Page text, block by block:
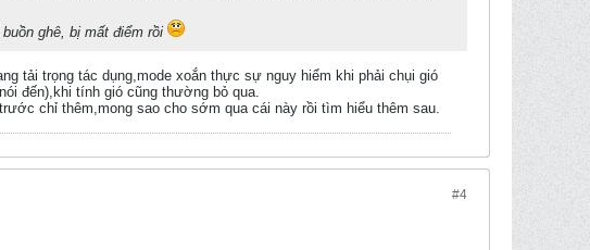
ghê, bị mất điểm rồi
tải trọng tác dụng,mode xoắn thực sự nguy hiểm khi phải chụi gió
đến),khi tính gió cũng thường bỏ qua.
chỉ thêm,mong sao cho sớm qua cái này rồi tìm hiểu thêm sau.
#4